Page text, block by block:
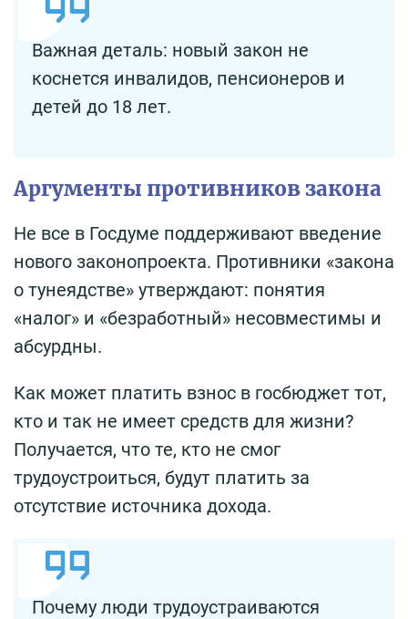
Важная деталь: новый закон не
коснется инвалидов, пенсионеров и
детей до 18 лет.
Аргументы противников закона
Не все в Госдуме поддерживают введение
нового законопроекта. Противники «закона
о тунеядстве» утверждают: понятия
«налог» и «безработный» несовместимы и
абсурдны.
Как может платить взнос в госбюджет тот,
кто и так не имеет средств для жизни?
Получается, что те, кто не смог
трудоустроиться, будут платить за
отсутствие источника дохода.
Почему люди трудоустраиваются